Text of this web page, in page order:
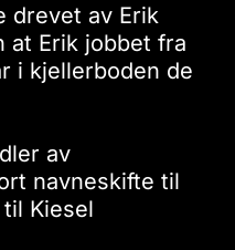
drevet av Erik
at Erik jobbet fra
i kjellerboden de
av
navneskifte til
Kiesel